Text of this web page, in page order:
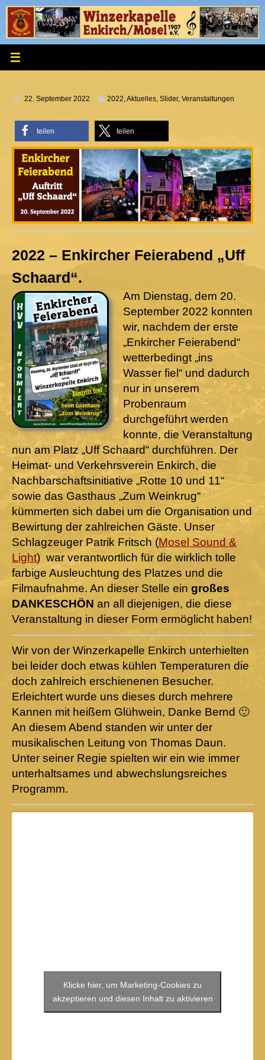
Zum
Inhalt
springen
22. September 2022 2022,Aktuelles,Slider,Veranstaltungen
teilen teilen
2022 – Enkircher Feierabend „Uff
Schaard“.
Am Dienstag, dem 20.
September 2022 konnten
wir, nachdem der erste
„Enkircher Feierabend“
wetterbedingt „ins
Wasser fiel“ und dadurch
nur in unserem
Probenraum
durchgeführt werden
konnte, die Veranstaltung
nun am Platz „Uff Schaard“ durchführen. Der
Heimat- und Verkehrsverein Enkirch, die
Nachbarschaftsinitiative „Rotte 10 und 11“
sowie das Gasthaus „Zum Weinkrug“
kümmerten sich dabei um die Organisation und
Bewirtung der zahlreichen Gäste. Unser
Schlagzeuger Patrik Fritsch (Mosel Sound &
Light) war verantwortlich für die wirklich tolle
farbige Ausleuchtung des Platzes und die
Filmaufnahme. An dieser Stelle ein großes
DANKESCHÖN an all diejenigen, die diese
Veranstaltung in dieser Form ermöglicht haben!
Wir von der Winzerkapelle Enkirch unterhielten
bei leider doch etwas kühlen Temperaturen die
doch zahlreich erschienenen Besucher.
Erleichtert wurde uns dieses durch mehrere
Kannen mit heißem Glühwein, Danke Bernd 🙂
An diesem Abend standen wir unter der
musikalischen Leitung von Thomas Daun.
Unter seiner Regie spielten wir ein wie immer
unterhaltsames und abwechslungsreiches
Programm.
Klicke hier, um Marketing-Cookies zu
akzeptieren und diesen Inhalt zu aktivieren